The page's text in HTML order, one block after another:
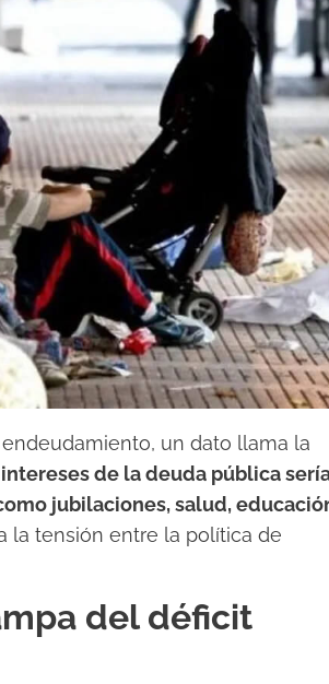
un dato llama la
de la deuda pública
jubilaciones, salud,
la tensión entre la política de
del déficit